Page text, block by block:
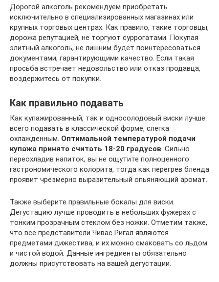
Дорогой алкоголь рекомендуем приобретать
исключительно в специализированных магазинах или
крупных торговых центрах. Как правило, такие торговцы,
дорожа репутацией, не торгуют суррогатами. Покупая
элитный алкоголь, не лишним будет поинтересоваться
документами, гарантирующими качество. Если такая
просьба встречает недовольство или отказ продавца,
воздержитесь от покупки.
Как правильно подавать
Как купажированный, так и односолодовый виски лучше
всего подавать в классической форме, слегка
охлажденным. Оптимальной температурой подачи
купажа принято считать 18-20 градусов. Сильно
переохладив напиток, вы не ощутите полноценного
гастрономического колорита, тогда как перегрев бленда
проявит чрезмерно выразительный опьяняющий аромат.
Также выберите правильные бокалы для виски.
Дегустацию лучше проводить в небольших фужерах с
тонким прозрачным стеклом без ножки. Отметим также,
что все представители Чивас Ригал являются
предметами дижестива, и их можно смаковать со льдом
и чистой водой. Данные ингредиенты обязательно
должны присутствовать на вашей дегустации.